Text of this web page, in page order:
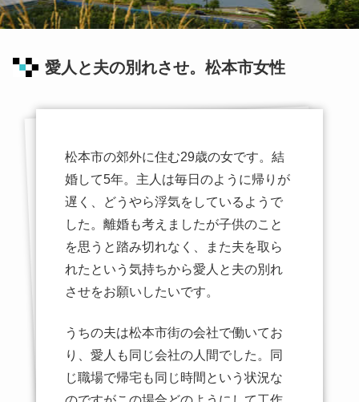
愛人と夫の別れさせ。松本市女性
松本市の郊外に住む29歳の女です。結
婚して5年。主人は毎日のように帰りが
遅く、どうやら浮気をしているようで
した。離婚も考えましたが子供のこと
を思うと踏み切れなく、また夫を取ら
れたという気持ちから愛人と夫の別れ
させをお願いしたいです。
うちの夫は松本市街の会社で働いてお
り、愛人も同じ会社の人間でした。同
じ職場で帰宅も同じ時間という状況な